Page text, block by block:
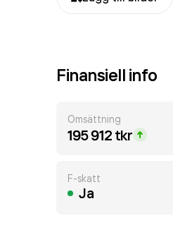
Finansiell info
Omsättning
195 912 tkr
F-skatt
Ja